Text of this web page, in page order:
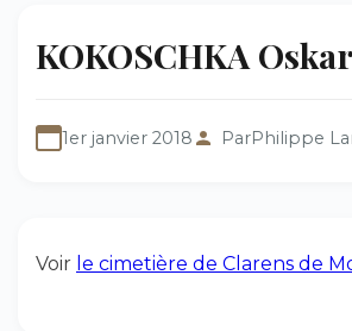
KOKOSCHKA
1er janvier 2018 ParPhilippe
Voir le cimetière de Clarens de